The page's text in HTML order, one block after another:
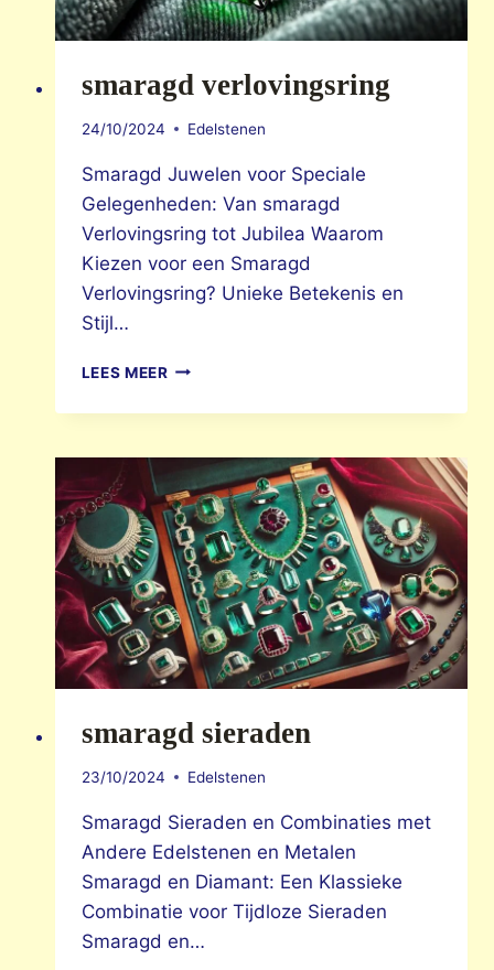
smaragd verlovingsring
24/10/2024 Edelstenen
Smaragd Juwelen voor Speciale
Gelegenheden: Van smaragd
Verlovingsring tot Jubilea Waarom
Kiezen voor een Smaragd
Verlovingsring? Unieke Betekenis en
Stijl…
LEES MEERSMARAGD
smaragd sieraden
23/10/2024 Edelstenen
Smaragd Sieraden en Combinaties met
Andere Edelstenen en Metalen
Smaragd en Diamant: Een Klassieke
Combinatie voor Tijdloze Sieraden
Smaragd en…